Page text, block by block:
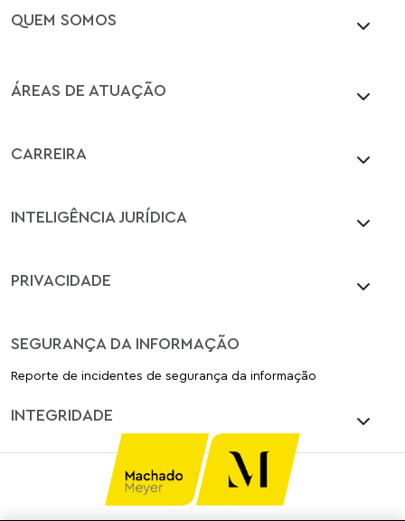
QUEM SOMOS
ÁREAS DE ATUAÇÃO
CARREIRA
INTELIGÊNCIA JURÍDICA
PRIVACIDADE
SEGURANÇA DA INFORMAÇÃO
Reporte de incidentes de segurança da informação
INTEGRIDADE